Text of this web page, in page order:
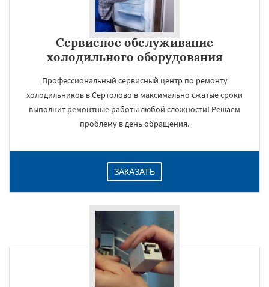
Сервисное обслуживание
холодильного оборудования
Профессиональный сервисный центр по ремонту
холодильников в Сертолово в максимально сжатые сроки
выполнит ремонтные работы любой сложности! Решаем
проблему в день обращения.
ЗАКАЗАТЬ